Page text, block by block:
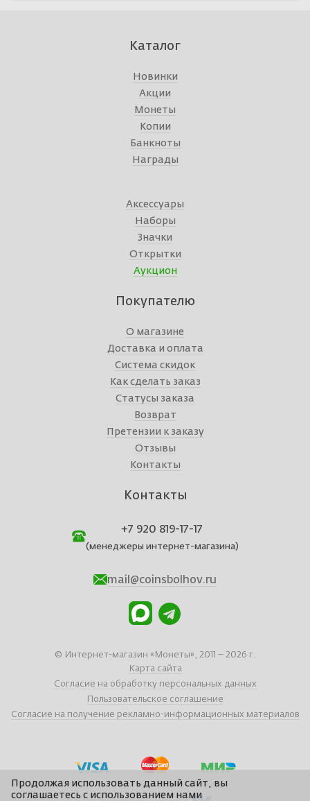
Каталог
Новинки
Акции
Монеты
Копии
Банкноты
Награды
Аксессуары
Наборы
Значки
Открытки
Аукцион
Покупателю
О магазине
Доставка и оплата
Система скидок
Как сделать заказ
Статусы заказа
Возврат
Претензии к заказу
Отзывы
Контакты
Контакты
+7 920 819-17-17
(менеджеры интернет-магазина)
mail@coinsbolhov.ru
© Интернет-магазин «Монеты», 2011 – 2026 г.
Карта сайта
Согласие на обработку персональных данных
Пользовательское соглашение
Согласие на получение рекламно-информационных материалов
Продолжая использовать данный сайт, вы
соглашаетесь с использованием нами